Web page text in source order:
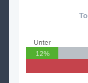
Unter
12%